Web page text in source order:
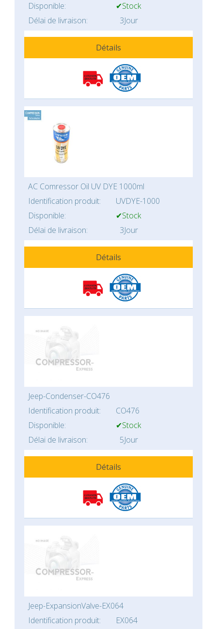
Disponible:
✔Stock
Délai de livraison:
3Jour
Détails
AC Comressor Oil UV DYE 1000ml
Identification produit:
UVDYE-1000
Disponible:
✔Stock
Délai de livraison:
3Jour
Détails
Jeep-Condenser-CO476
Identification produit:
CO476
Disponible:
✔Stock
Délai de livraison:
5Jour
Détails
Jeep-ExpansionValve-EX064
Identification produit:
EX064